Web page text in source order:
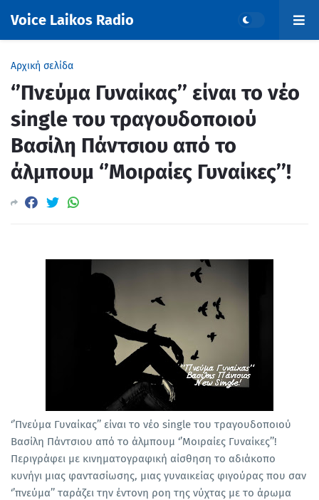
Voice Laikos Radio
Αρχική σελίδα
‘’Πνεύμα Γυναίκας’’ είναι το νέο
single του τραγουδοποιού
Βασίλη Πάντσιου από το
άλμπουμ ‘’Μοιραίες Γυναίκες’’!
‘’Πνεύμα Γυναίκας’’ είναι το νέο single του τραγουδοποιού
Βασίλη Πάντσιου από το άλμπουμ ‘’Μοιραίες Γυναίκες’’!
Περιγράφει με κινηματογραφική αίσθηση το αδιάκοπο
κυνήγι μιας φαντασίωσης, μιας γυναικείας φιγούρας που σαν
‘’πνεύμα’’ ταράζει την έντονη ροη της νύχτας με το άρωμα